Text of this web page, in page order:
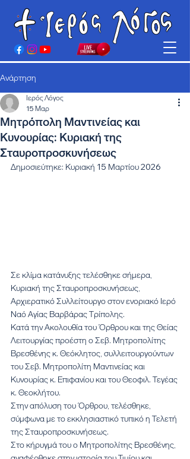
Ανάρτηση
Μητρόπολη Μαντινείας και
Κυνουρίας: Κυριακή της
Σταυροπροσκυνήσεως
Ιερός Λόγος
15 Μαρ
Δημοσιεύτηκε: Κυριακή 15 Μαρτίου 2026
Σε κλίμα κατάνυξης τελέσθηκε σήμερα,
Κυριακή της Σταυροπροσκυνήσεως,
Αρχιερατικό Συλλείτουργο στον ενοριακό Ιερό
Ναό Αγίας Βαρβάρας Τρίπολης.
Κατά την Ακολουθία του Όρθρου και της Θείας
Λειτουργίας προέστη ο Σεβ. Μητροπολίτης
Βρεσθένης κ. Θεόκλητος, συλλειτουργούντων
του Σεβ. Μητροπολίτη Μαντινείας και
Κυνουρίας κ. Επιφανίου και του Θεοφιλ. Τεγέας
κ. Θεοκλήτου.
Στην απόλυση του Όρθρου, τελέσθηκε,
σύμφωνα με το εκκλησιαστικό τυπικό η Τελετή
της Σταυροπροσκυνήσεως.
Στο κήρυγμά του ο Μητροπολίτης Βρεσθένης,